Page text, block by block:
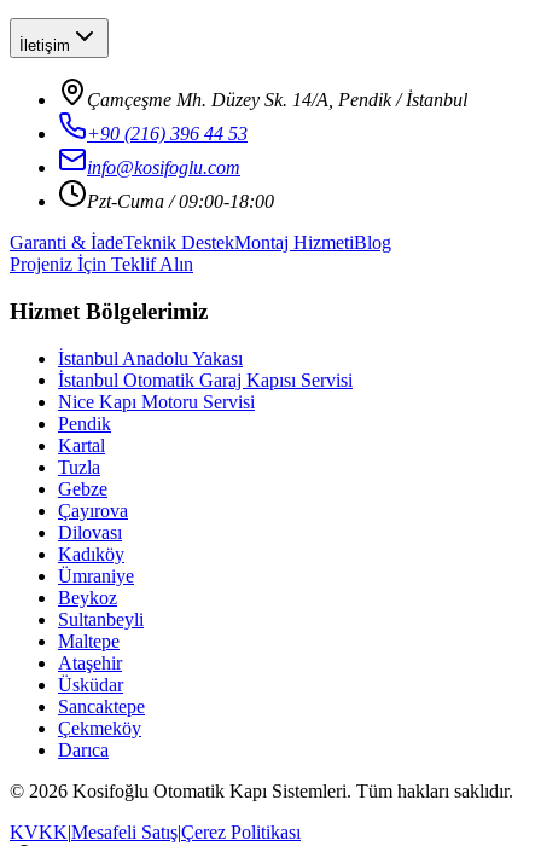
İletişim
Çamçeşme Mh. Düzey Sk. 14/A, Pendik / İstanbul
+90 (216) 396 44 53
info@kosifoglu.com
Pzt-Cuma / 09:00-18:00
Garanti & İadeTeknik DestekMontaj HizmetiBlog
Projeniz İçin Teklif Alın
Hizmet Bölgelerimiz
İstanbul Anadolu Yakası
İstanbul Otomatik Garaj Kapısı Servisi
Nice Kapı Motoru Servisi
Pendik
Kartal
Tuzla
Gebze
Çayırova
Dilovası
Kadıköy
Ümraniye
Beykoz
Sultanbeyli
Maltepe
Ataşehir
Üsküdar
Sancaktepe
Çekmeköy
Darıca
© 2026 Kosifoğlu Otomatik Kapı Sistemleri. Tüm hakları saklıdır.
KVKK|Mesafeli Satış|Çerez Politikası